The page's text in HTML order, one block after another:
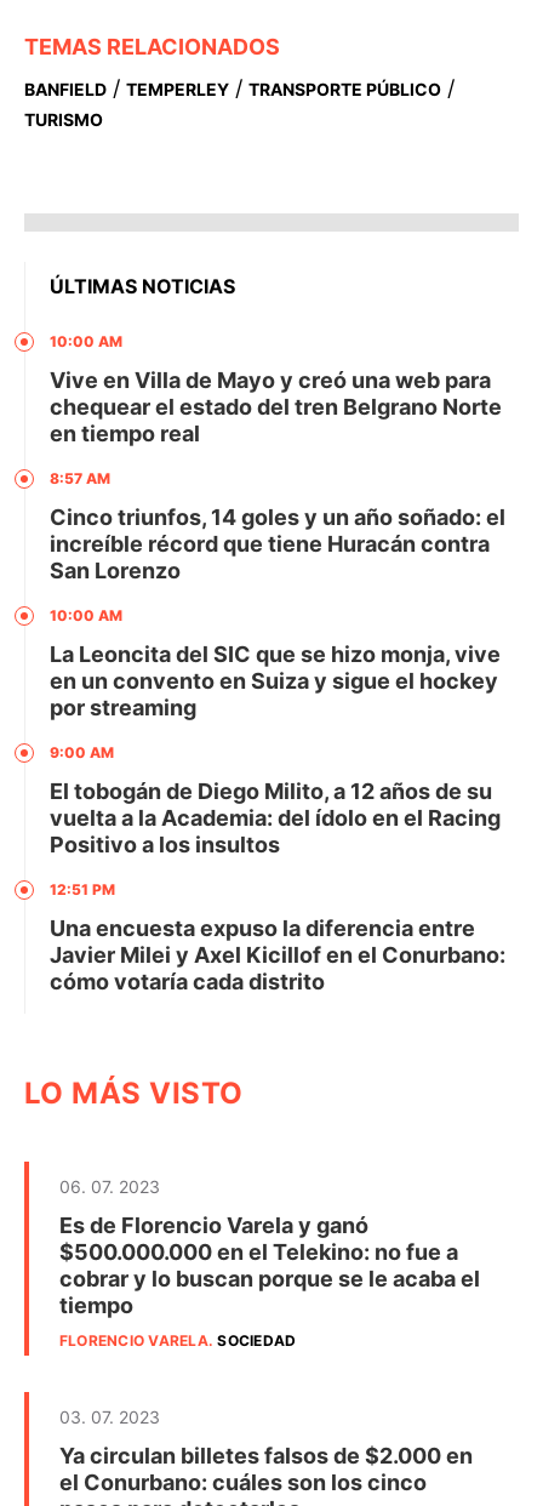
TEMAS RELACIONADOS
BANFIELD / TEMPERLEY / TRANSPORTE PÚBLICO /
TURISMO
ÚLTIMAS NOTICIAS
10:00 AM
Vive en Villa de Mayo y creó una web para
chequear el estado del tren Belgrano Norte
en tiempo real
8:57 AM
Cinco triunfos, 14 goles y un año soñado: el
increíble récord que tiene Huracán contra
San Lorenzo
10:00 AM
La Leoncita del SIC que se hizo monja, vive
en un convento en Suiza y sigue el hockey
por streaming
9:00 AM
El tobogán de Diego Milito, a 12 años de su
vuelta a la Academia: del ídolo en el Racing
Positivo a los insultos
12:51 PM
Una encuesta expuso la diferencia entre
Javier Milei y Axel Kicillof en el Conurbano:
cómo votaría cada distrito
LO MÁS VISTO
06. 07. 2023
Es de Florencio Varela y ganó
$500.000.000 en el Telekino: no fue a
cobrar y lo buscan porque se le acaba el
tiempo
FLORENCIO VARELA.SOCIEDAD
03. 07. 2023
Ya circulan billetes falsos de $2.000 en
el Conurbano: cuáles son los cinco